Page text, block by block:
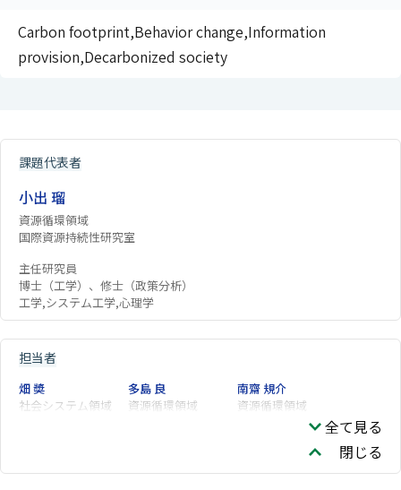
Carbon footprint,Behavior change,Information
provision,Decarbonized society
課題代表者
小出 瑠
資源循環領域
国際資源持続性研究室
主任研究員
博士（工学）、修士（政策分析）
工学,システム工学,心理学
担当者
畑 奬
社会システム領域
多島 良
資源循環領域
南齋 規介
資源循環領域
全て見る
閉じる